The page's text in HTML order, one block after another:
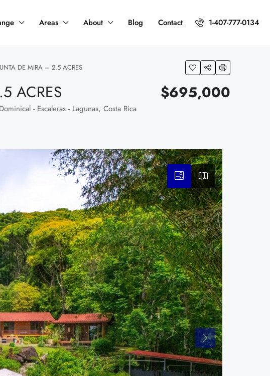
Areas About Blog Contact 1-407-777-0134
DE MIRA – 2.5 ACRES
ACRES
- Escaleras - Lagunas, Costa Rica
$695,000